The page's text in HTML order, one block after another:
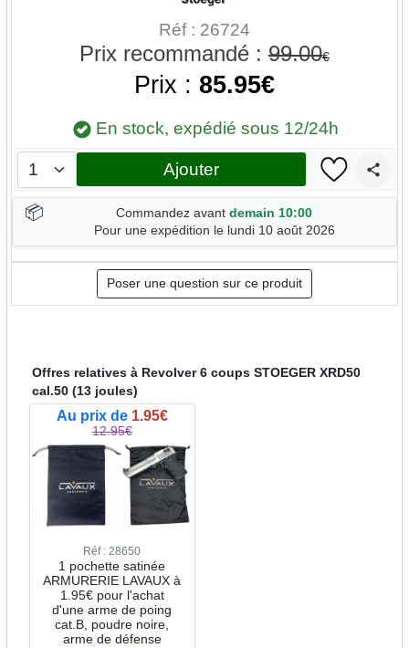
Réf : 26724
Prix recommandé : 99.00€
Prix : 85.95€
En stock, expédié sous 12/24h
Ajouter
📦 Commandez avant demain 10:00
Pour une expédition le lundi 10 août 2026
Poser une question sur ce produit
Offres relatives à Revolver 6 coups STOEGER XRD50
cal.50 (13 joules)
Au prix de 1.95€
12.95€
Réf : 28650
1 pochette satinée
ARMURERIE LAVAUX à
1.95€ pour l'achat
d'une arme de poing
cat.B, poudre noire,
arme de défense